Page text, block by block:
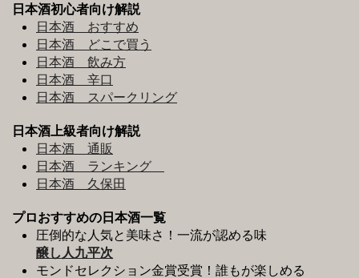
日本酒初心者向け解説
日本酒 おすすめ
日本酒 どこで買う
日本酒 飲み方
日本酒 辛口
日本酒 スパークリング
日本酒上級者向け解説
日本酒 通販
日本酒 ランキング
日本酒 久保田
プロおすすめの日本酒一覧
圧倒的な人気と美味さ！一流が認める味
醸し人九平次
モンドセレクション金賞受賞！誰もが楽しめる